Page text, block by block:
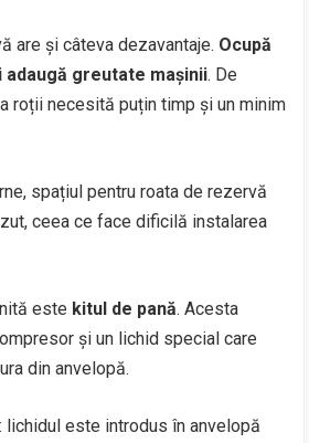
are și câteva dezavantaje. Ocupă
adaugă greutate mașinii. De
roții necesită puțin timp și un minim
spațiul pentru roata de rezervă
ceea ce face dificilă instalarea
este kitul de pană. Acesta
și un lichid special care
din anvelopă.
este introdus în anvelopă